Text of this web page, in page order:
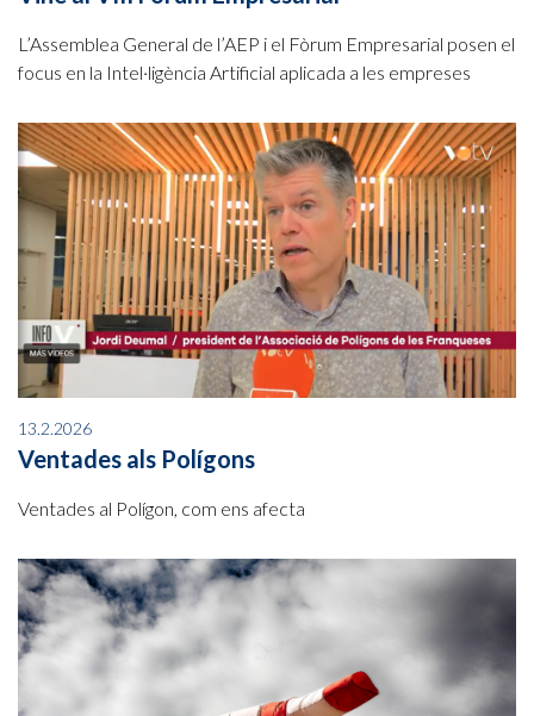
L’Assemblea General de l’AEP i el Fòrum Empresarial posen el
focus en la Intel·ligència Artificial aplicada a les empreses
13.2.2026
Ventades als Polígons
Ventades al Polígon, com ens afecta